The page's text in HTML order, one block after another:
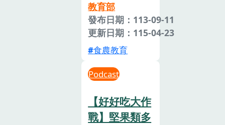
教育部
發布日期：113-09-11
更新日期：115-04-23
食農教育
Podcast
【好好吃大作
戰】堅果類多